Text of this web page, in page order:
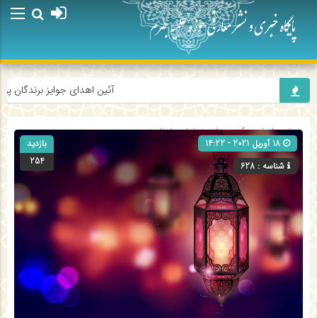
آئین اهدای جوایز برندگان
صفحه اصلی» گروه »شرح یاعلی یاعظیم
شناسه : 628
بازدید
254